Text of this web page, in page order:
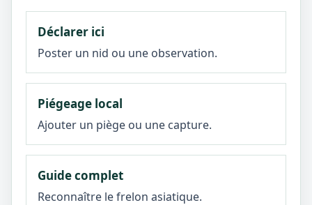
Déclarer ici
Poster un nid ou une observation.
Piégeage local
Ajouter un piège ou une capture.
Guide complet
Reconnaître le frelon asiatique.